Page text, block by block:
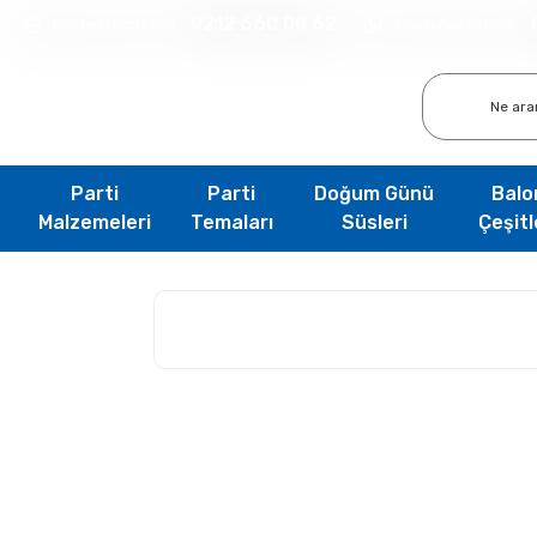
Parti
Malzemeleri
Parti
Temaları
Doğum Günü
Süsleri